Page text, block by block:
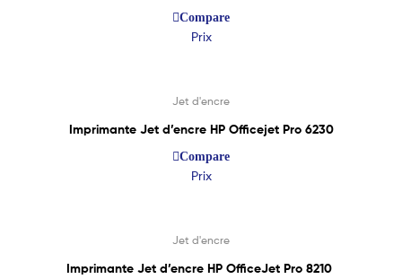
Compare
Prix
Jet d'encre
Imprimante Jet d’encre HP Officejet Pro 6230
Compare
Prix
Jet d'encre
Imprimante Jet d’encre HP OfficeJet Pro 8210